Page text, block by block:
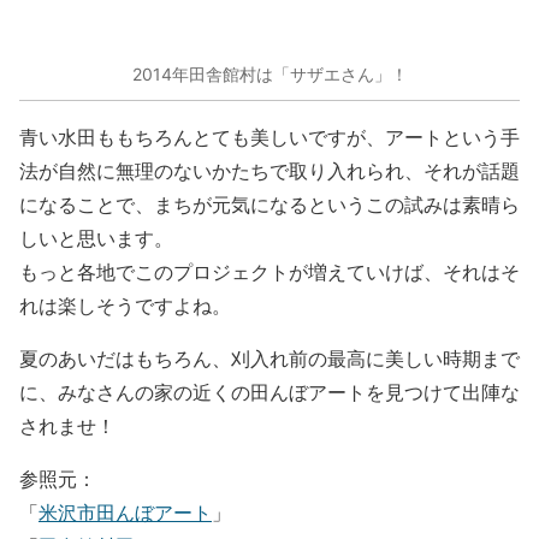
2014年田舎館村は「サザエさん」！
青い水田ももちろんとても美しいですが、アートという手
法が自然に無理のないかたちで取り入れられ、それが話題
になることで、まちが元気になるというこの試みは素晴ら
しいと思います。
もっと各地でこのプロジェクトが増えていけば、それはそ
れは楽しそうですよね。
夏のあいだはもちろん、刈入れ前の最高に美しい時期まで
に、みなさんの家の近くの田んぼアートを見つけて出陣な
されませ！
参照元：
「米沢市田んぼアート 」